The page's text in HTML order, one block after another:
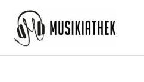
Inhalt
springen